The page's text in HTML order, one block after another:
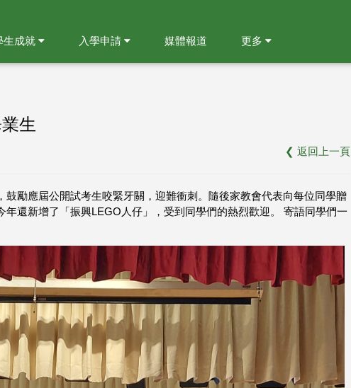
生成就 入學申請 媒體報道 更多
生
❮ 返回上一頁
勵應屆公開試考生咬緊牙關，迎難衝刺。隨後家教會代表向每位同學贈
還新增了「振興LEGO人仔」，受到同學們的熱烈歡迎。 寄語同學們一